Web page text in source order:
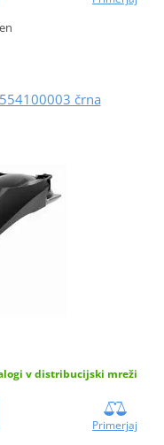
črna
v distribucijski mreži
Primerjaj